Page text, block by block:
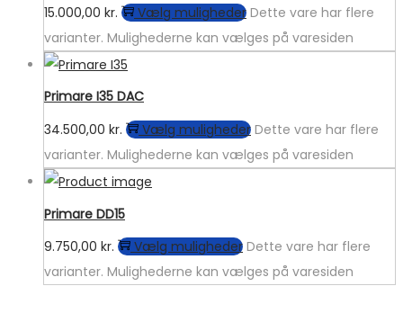
15.000,00 kr. Vælg muligheder Dette vare har flere
varianter. Mulighederne kan vælges på varesiden
Primare I35 DAC
34.500,00 kr. Vælg muligheder Dette vare har flere
varianter. Mulighederne kan vælges på varesiden
Primare DD15
9.750,00 kr. Vælg muligheder Dette vare har flere
varianter. Mulighederne kan vælges på varesiden